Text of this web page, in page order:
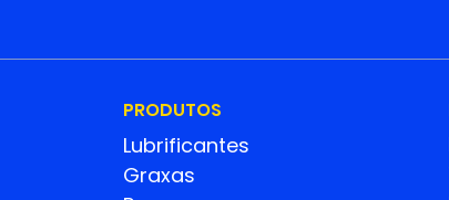
PRODUTOS
Lubrificantes
Graxas